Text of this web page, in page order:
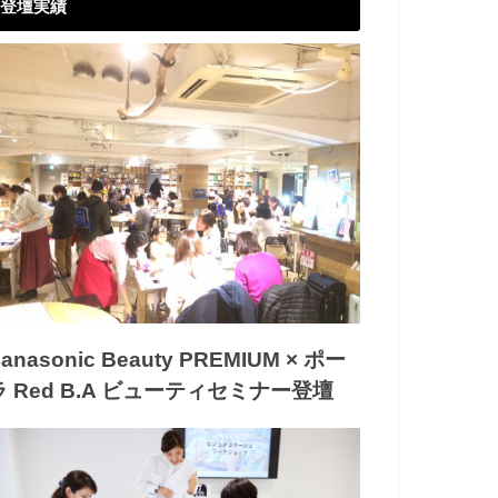
登壇実績
Beauty PREMIUM × ポー
Red B.A ビューティセミナー登壇